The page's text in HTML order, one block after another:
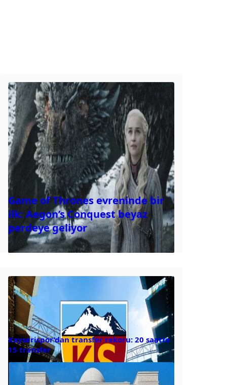
Game of Thrones evreninde bir
ilk: Aegon’s Conquest beyaz
perdeye geliyor
Kayserispor’dan transfer rekoru: 20 saatte
15 transfer